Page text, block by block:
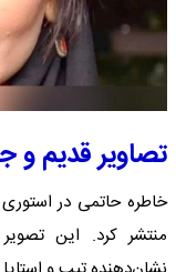
تصاویر قدیم و
خاطره حاتمی در
منتشر کرد. این